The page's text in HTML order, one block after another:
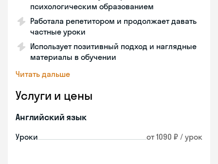
психологическим образованием
Работала репетитором и продолжает давать
частные уроки
Использует позитивный подход и наглядные
материалы в обучении
Читать дальше
Услуги и цены
Английский язык
Уроки от 1090 ₽ / урок